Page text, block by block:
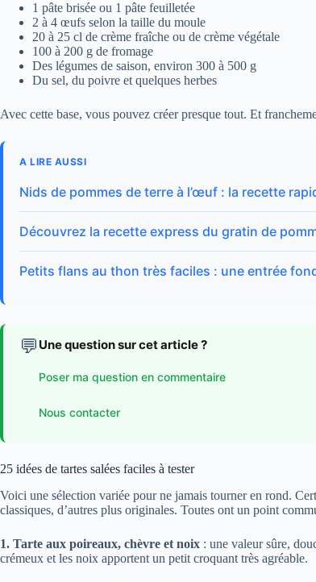
1 pâte brisée ou 1 pâte feuilletée
2 à 4 œufs selon la taille du moule
20 à 25 cl de crème fraîche ou de crème végétale
100 à 200 g de fromage
Des légumes de saison, environ 300 à 500 g
Du sel, du poivre et quelques herbes
Avec cette base, vous pouvez créer presque tout. Et
A LIRE AUSSI
Nids de pommes de terre à l’œuf : la recette
Découvrez la recette express du gratin de
Petits flans au thon très faciles : une entrée
💬 Une question sur cet article ?
Poser ma question en commentaire
Nous contacter
25 idées de tartes salées faciles à tester
Voici une sélection variée pour ne jamais tourner en rond.
classiques, d’autres plus originales. Toutes ont un point
1. Tarte aux poireaux, chèvre et noix : une valeur sûre,
crémeux et les noix apportent un petit croquant très agréable.